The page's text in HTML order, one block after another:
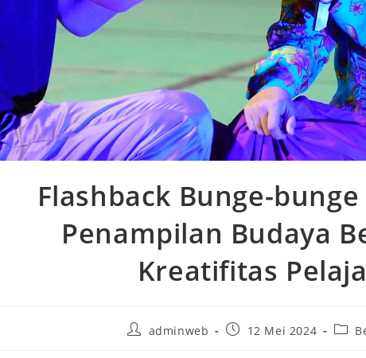
Flashback Bunge-
Penampilan Budaya
Kreatifitas
adminweb 12 Mei 2024